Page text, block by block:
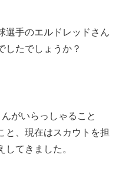
選手のエルドレッドさん
したでしょうか？
がいらっしゃること
と、現在はスカウトを担
てきました。